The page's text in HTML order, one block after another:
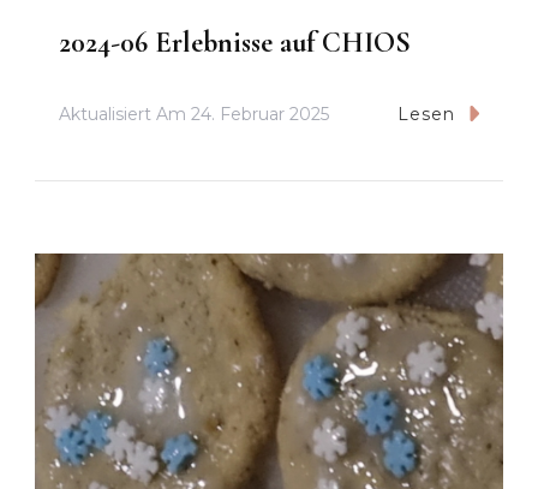
2024-06 Erlebnisse auf CHIOS
Aktualisiert Am 24. Februar 2025 Lesen